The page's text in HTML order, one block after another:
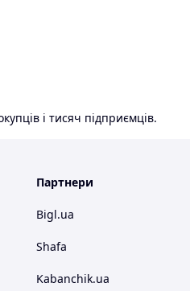
і тисяч підприємців.
Партнери
Bigl.ua
Shafa
Kabanchik.ua